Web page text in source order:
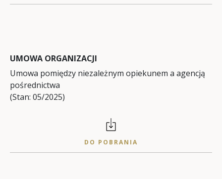
UMOWA ORGANIZACJI
Umowa pomiędzy niezależnym opiekunem a agencją
pośrednictwa
(Stan: 05/2025)
DO POBRANIA